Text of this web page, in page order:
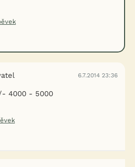
6.7.2014 23:36
4000 - 5000